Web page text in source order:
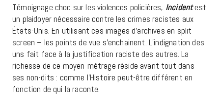
Témoignage choc sur les violences policières, Incident est
un plaidoyer nécessaire contre les crimes racistes aux
États-Unis. En utilisant ces images d’archives en split
screen – les points de vue s’enchainent. L’indignation des
uns fait face à la justification raciste des autres. La
richesse de ce moyen-métrage réside avant tout dans
ses non-dits : comme l’Histoire peut-être différent en
fonction de qui la raconte.